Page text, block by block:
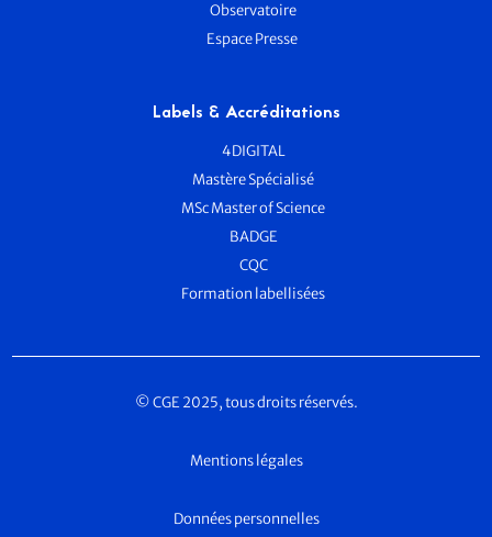
Observatoire
Espace Presse
Labels & Accréditations
4DIGITAL
Mastère Spécialisé
MSc Master of Science
BADGE
CQC
Formation labellisées
© CGE 2025, tous droits réservés.
Mentions légales
Données personnelles